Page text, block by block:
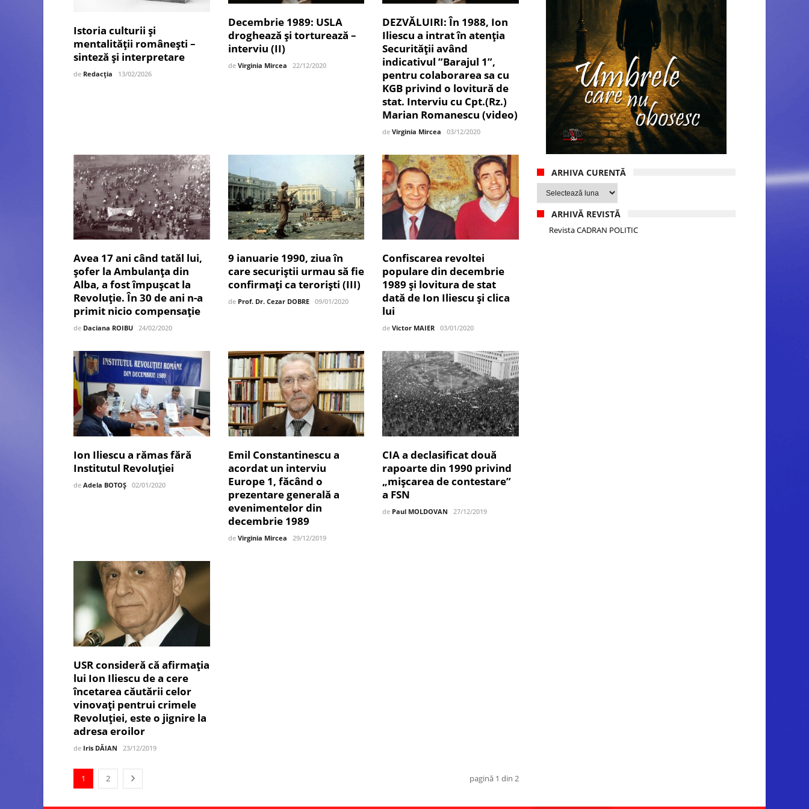
Istoria culturii și
mentalității românești –
sinteză și interpretare
de Redacția 13/02/2026
Decembrie 1989: USLA
droghează și torturează –
interviu (II)
de Virginia Mircea 22/12/2020
DEZVĂLUIRI: În 1988, Ion
Iliescu a intrat în atenția
Securității având
indicativul ”Barajul 1”,
pentru colaborarea sa cu
KGB privind o lovitură de
stat. Interviu cu Cpt.(Rz.)
Marian Romanescu (video)
deVirginia Mircea 03/12/2020
Avea 17 ani când tatăl lui,
șofer la Ambulanța din
Alba, a fost împușcat la
Revoluție. În 30 de ani n-a
primit nicio compensație
de Daciana ROIBU 24/02/2020
9 ianuarie 1990, ziua în
care securiștii urmau să fie
confirmați ca teroriști (III)
de Prof. Dr. Cezar DOBRE 09/01/2020
Confiscarea revoltei
populare din decembrie
1989 și lovitura de stat
dată de Ion Iliescu și clica
lui
deVictor MAIER 03/01/2020
Ion Iliescu a rămas fără
Institutul Revoluției
de Adela BOTOȘ 02/01/2020
Emil Constantinescu a
acordat un interviu
Europe 1, făcând o
prezentare generală a
evenimentelor din
decembrie 1989
de Virginia Mircea 29/12/2019
CIA a declasificat două
rapoarte din 1990 privind
„mişcarea de contestare”
a FSN
de Paul MOLDOVAN 27/12/2019
USR consideră că afirmaţia
lui Ion Iliescu de a cere
încetarea căutării celor
vinovaţi pentrui crimele
Revoluţiei, este o jignire la
adresa eroilor
de Iris DĂIAN 23/12/2019
1 2 pagină 1 din 2
ARHIVA CURENTĂ
Arhiva
curentă
ARHIVĂ REVISTĂ
Revista CADRAN POLITIC